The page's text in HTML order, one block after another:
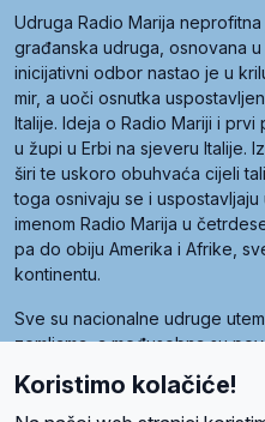
Udruga Radio Marija
građanska udruga, osnovana
inicijativni odbor nastao je u
mir, a uoči osnutka
Italije. Ideja o Radio Mariji i prvi
u župi u Erbi na sjeveru Italije.
širi te uskoro obuhvaća cijeli
toga osnivaju se i
imenom Radio Marija u
pa do obiju Amerika i Afrike,
kontinentu.
Sve su nacionalne udruge
zemljama, a međusobna su
Radio Maria). Svjetsku obitelj
Koristimo kolačiće!